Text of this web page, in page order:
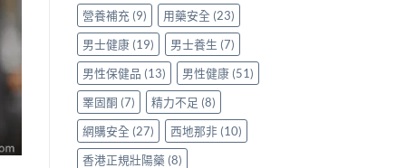
營養補充 (9) 用藥安全 (23)
男士健康(19) 男士養生 (7)
男性保健品 (13) 男性健康(51)
睪固酮 (7) 精力不足 (8)
網購安全 (27) 西地那非(10)
香港正規壯陽藥 (8)